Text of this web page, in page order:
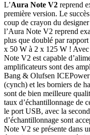
L’Aura Note V2 reprend
première version. Le
coup de crayon du
l’Aura Note V2 reprend
plus que doublé par
x 50 W à 2 x 125 W ! Avec
Note V2 est capable
amplificateurs sont des
Bang & Olufsen
(cynch) et les borniers de
sont de bien meilleure
taux d’échantillonnage de
le port USB, avec la
d’échantillonnage sont
Note V2 se présente dans